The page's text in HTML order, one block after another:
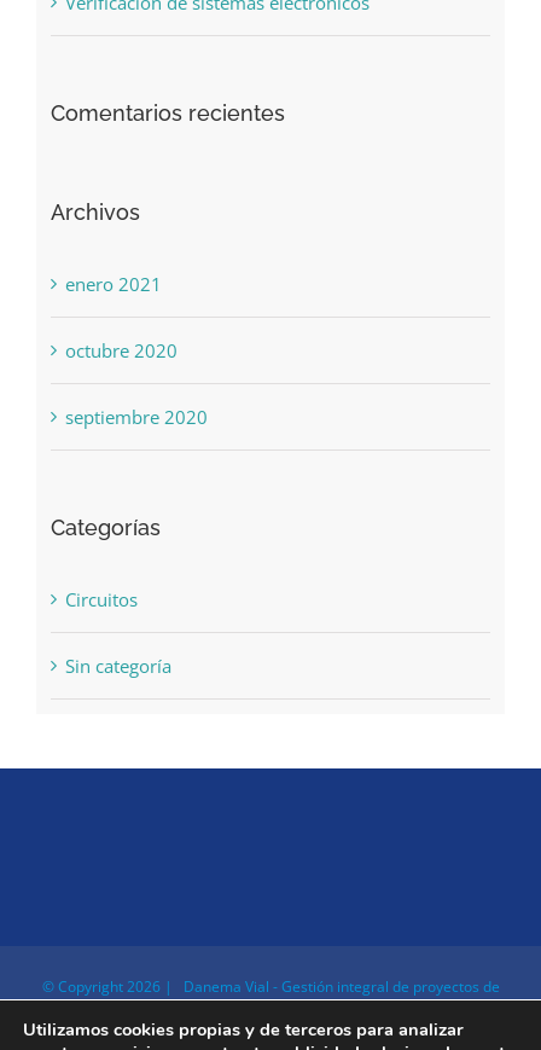
Comentarios recientes
Archivos
enero 2021
octubre 2020
septiembre 2020
Categorías
Circuitos
Sin categoría
© Copyright2026 | Danema Vial - Gestión integral de proyectos de
electrónica | Todos los derechos reservados
Utilizamos cookies propias y de terceros para analizar